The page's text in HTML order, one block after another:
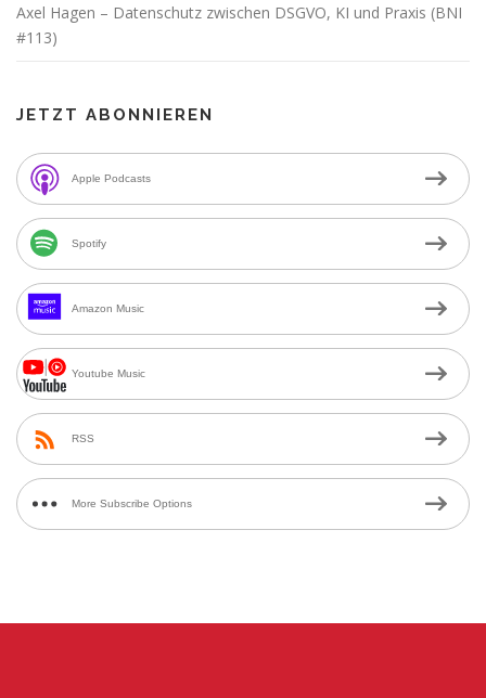
Axel Hagen – Datenschutz zwischen DSGVO, KI und Praxis (BNI
#113)
JETZT ABONNIEREN
Apple Podcasts
Spotify
Amazon Music
Youtube Music
RSS
More Subscribe Options